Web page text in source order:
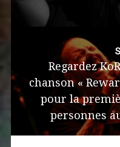
Regardez
chanson «
pour la
personnes